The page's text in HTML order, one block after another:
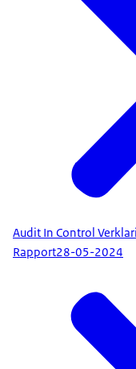
Audit In Control
Rapport28-05-2024